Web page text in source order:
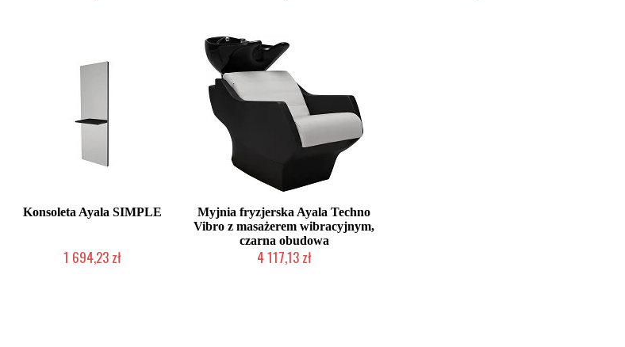
Konsoleta Ayala SIMPLE
1 694,23 zł
Myjnia fryzjerska Ayala Techno
Vibro z masażerem wibracyjnym,
czarna obudowa
4 117,13 zł